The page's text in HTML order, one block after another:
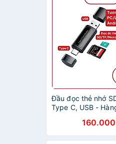
Đầu đọc thẻ nhớ
Type C, USB -